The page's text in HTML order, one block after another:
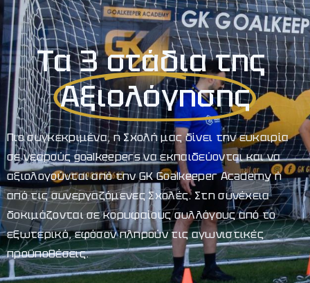
Τα 3 στάδια της
Αξιολόγησης
Πιο συγκεκριμένα, η Σχολή μας δίνει την ευκαιρία
σε νεαρούς goalkeepers να εκπαιδεύονται και να
αξιολογούνται από την GK Goalkeeper Academy ή
από τις συνεργαζόμενες Σχολές. Στη συνέχεια
δοκιμάζονται σε κορυφαίους συλλόγους από το
εξωτερικό, εφόσον πληρούν τις αγωνιστικές
προϋποθέσεις.